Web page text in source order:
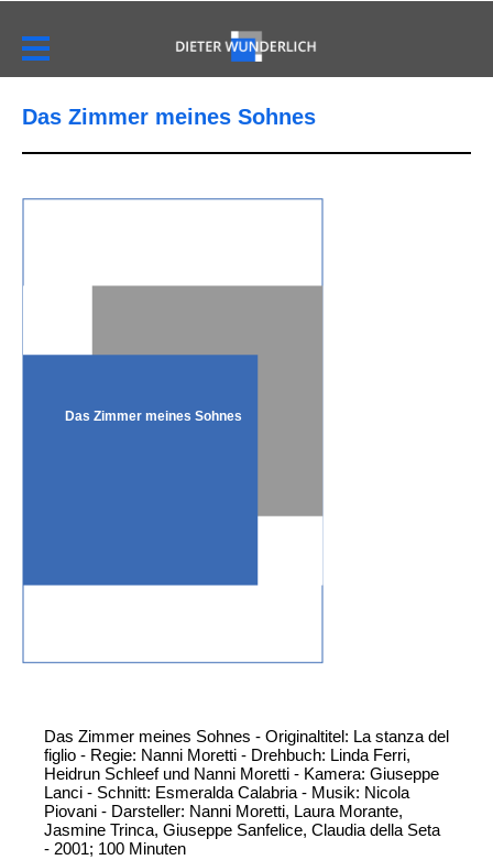
Das Zimmer meines Sohnes
Das Zimmer meines Sohnes
Das Zimmer meines Sohnes - Originaltitel: La stanza del
figlio - Regie: Nanni Moretti - Drehbuch: Linda Ferri,
Heidrun Schleef und Nanni Moretti - Kamera: Giuseppe
Lanci - Schnitt: Esmeralda Calabria - Musik: Nicola
Piovani - Darsteller: Nanni Moretti, Laura Morante,
Jasmine Trinca, Giuseppe Sanfelice, Claudia della Seta
- 2001; 100 Minuten